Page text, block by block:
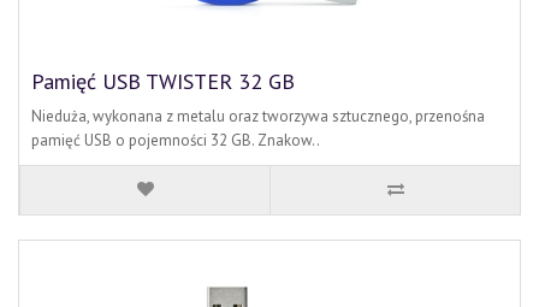
Pamięć USB TWISTER 32 GB
Nieduża, wykonana z metalu oraz tworzywa sztucznego, przenośna
pamięć USB o pojemności 32 GB. Znakow..